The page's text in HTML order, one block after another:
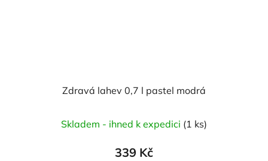
Zdravá lahev 0,7 l pastel modrá
Skladem - ihned k expedici (1 ks)
339 Kč